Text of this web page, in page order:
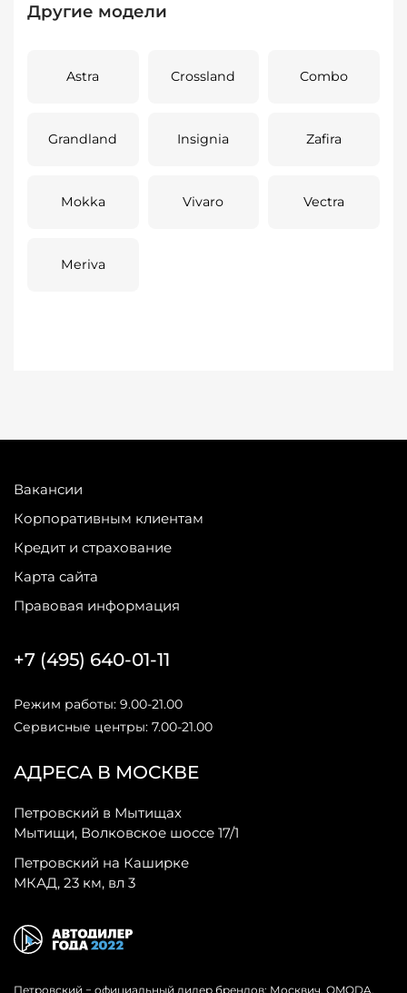
Другие модели
Astra Crossland Combo
Grandland Insignia Zafira
Mokka Vivaro Vectra
Meriva
Вакансии
Корпоративным клиентам
Кредит и страхование
Карта сайта
Правовая информация
АДРЕСА В МОСКВЕ
Петровский в Мытищах
Мытищи, Волковское шоссе 17/1
Петровский на Каширке
МКАД, 23 км, вл 3
+7 (495) 640-01-11
Режим работы: 9.00-21.00
Сервисные центры: 7.00-21.00
Петровский − официальный дилер брендов: Москвич, OMODA,